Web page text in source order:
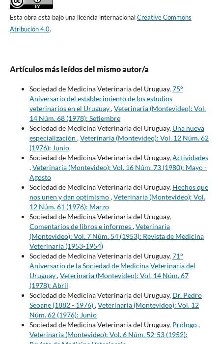
Esta obra está bajo una licencia internacionalCreative Commons
Atribución 4.0.
Artículos más leídos del mismo autor/a
Sociedad de Medicina Veterinaria del Uruguay,75°
Aniversario del establecimiento de los estudios
veterinarios en el Uruguay,Veterinaria (Montevideo): Vol.
14 Núm. 68 (1978): Setiembre
Sociedad de Medicina Veterinaria del Uruguay, Una nueva
especialización ,Veterinaria (Montevideo): Vol. 12 Núm. 62
(1976): Junio
Sociedad de Medicina Veterinaria del Uruguay,Actividades
,Veterinaria (Montevideo): Vol. 16 Núm. 73 (1980): Mayo -
Agosto
Sociedad de Medicina Veterinaria del Uruguay, Hechos que
nos unen y dan optimismo,Veterinaria (Montevideo): Vol.
12 Núm. 61 (1976): Marzo
Sociedad de Medicina Veterinaria del Uruguay,
Comentarios de libros e informes,Veterinaria
(Montevideo): Vol. 7 Núm. 54 (1953): Revista de Medicina
Veterinaria (1953-1954)
Sociedad de Medicina Veterinaria del Uruguay,71°
Aniversario de la Sociedad de Medicina Veterinaria del
Uruguay,Veterinaria (Montevideo): Vol. 14 Núm. 67
(1978): Abril
Sociedad de Medicina Veterinaria del Uruguay, Dr. Pedro
Seoane (1882 - 1976),Veterinaria (Montevideo): Vol. 12
Núm. 62 (1976): Junio
Sociedad de Medicina Veterinaria del Uruguay, Prólogo,
Veterinaria (Montevideo): Vol. 6 Núm. 52-53 (1952):